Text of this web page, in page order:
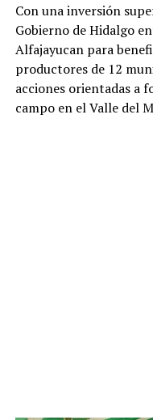
Con una inversión
Gobierno de Hidalgo
Alfajayucan para
productores de 12
acciones orientadas a
campo en el Valle del